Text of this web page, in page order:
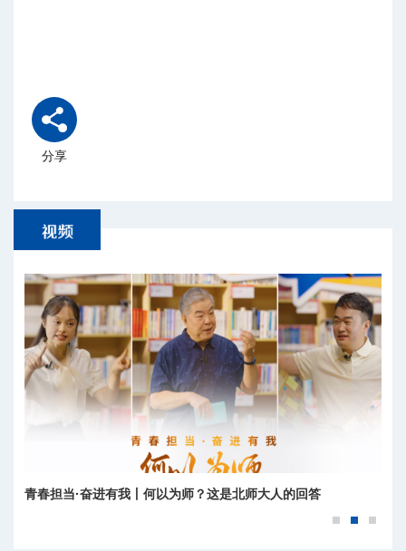
分享
青春担当·奋进有我丨何以为师？这是北师大人的回答